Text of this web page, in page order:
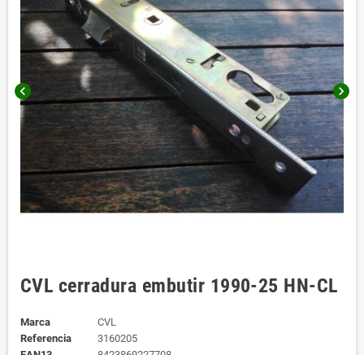
chevron_left chevron_right
CVL cerradura embutir 1990-25 HN-CL
Marca
CVL
Referencia
3160205